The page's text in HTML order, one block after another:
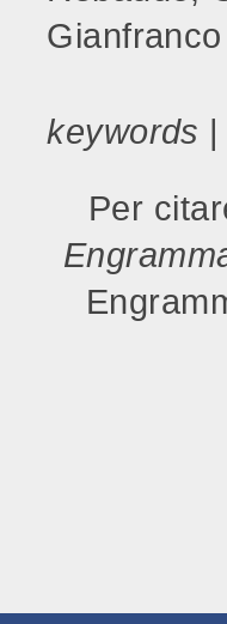
keywords
Per